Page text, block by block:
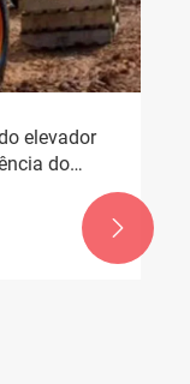
elevador
do
